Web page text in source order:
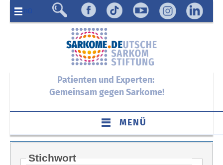
Menü
Patienten und Experten:
Gemeinsam gegen Sarkome!
MENÜ
Stichwort